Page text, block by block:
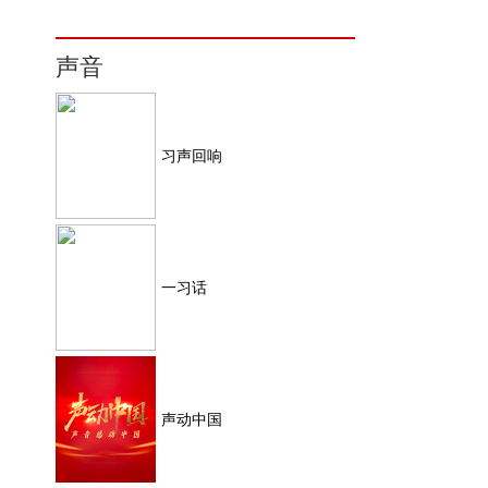
声音
习声回响
一习话
声动中国